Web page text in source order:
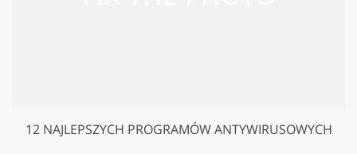
12 NAJLEPSZYCH PROGRAMÓW ANTYWIRUSOWYCH